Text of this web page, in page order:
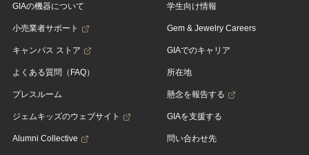
GIAの機器について
小売業者サポート
キャンパス ストア
よくある質問（FAQ）
プレスルーム
ジェムキッズのウェブサイト
Alumni Collective
学生向け情報
Gem & Jewelry Careers
GIAでのキャリア
所在地
懸念を報告する
GIAを支援する
問い合わせ先